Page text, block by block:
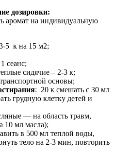
дозировки:
аромат на индивидуальную
5 к на 15 м2;
сеанс;
сидячие – 2-3 к;
основы;
: 20 к смешать с 30 мл
грудную клетку детей и
— на область травм,
10 мл масла);
в 500 мл теплой воды,
тело на 2-3 мин, повторить